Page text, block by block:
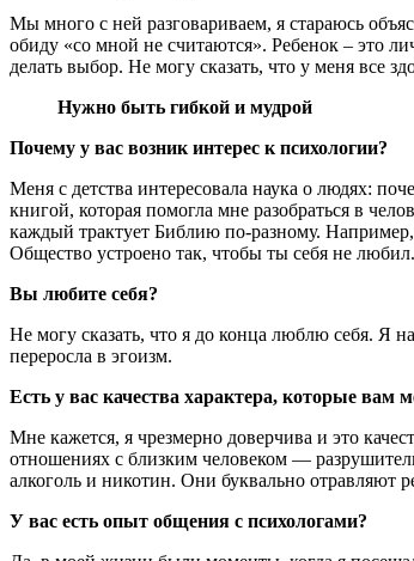
Мы много с ней разговариваем, я стараюсь
обиду «со мной не считаются». Ребенок – это
делать выбор. Не могу сказать, что у меня все
Нужно быть гибкой и мудрой
Почему у вас возник интерес к психологии?
Меня с детства интересовала наука о людях:
книгой, которая помогла мне разобраться в
каждый трактует Библию по-разному.
Общество устроено так, чтобы ты себя не
Вы любите себя?
Не могу сказать, что я до конца люблю себя. Я
переросла в эгоизм.
Есть у вас качества характера, которые вам
Мне кажется, я чрезмерно доверчива и это
отношениях с близким человеком —
алкоголь и никотин. Они буквально отравляют
У вас есть опыт общения с психологами?